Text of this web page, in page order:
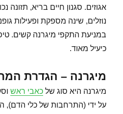
אגוזים. סגנון חיים בריא,
נוזלים, שינה מספקת ופעילות
במניעת התקפי מיגרנה קשים.
כיעיל מאוד.
מיגרנה – הגדרת
מיגרנה היא סוג שלכאבי ראש
על ידי (התרחבות של כלי הדם),